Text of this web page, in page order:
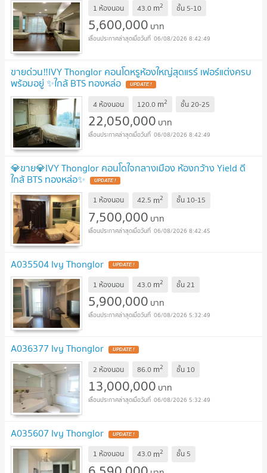
1 ห้องนอน 43.0 m2 ชั้น 5-10
5,600,000 บาท
06/08/2026 8:42:49
ขายด่วน‼️IVY Thonglor คอนโดหรูห้องใหญ่สุดแรร์ เฟอร์แต่งครบ
พร้อมอยู่ ✨ใกล้ BTS ทองหล่อ UPDATE !
4 ห้องนอน 120.0 m2 ชั้น20-25
22,050,000 บาท
06/08/2026 8:42:49
💎ขาย💎IVY Thonglor คอนโดใจกลางเมือง ห้องกว้าง Yield ดี
ใกล้ BTS ทองหล่อ✨ UPDATE !
1 ห้องนอน 42.5 m2 ชั้น 10-15
7,500,000 บาท
06/08/2026 8:42:45
A035504 Ivy Thonglor UPDATE !
1 ห้องนอน 43.0 m2 ชั้น21
5,900,000 บาท
06/08/2026 5:32:49
A036377 Ivy Thonglor UPDATE !
2 ห้องนอน 86.0 m2 ชั้น 10
13,000,000 บาท
06/08/2026 5:32:49
A035607 Ivy Thonglor UPDATE !
1 ห้องนอน 43.0 m2 ชั้น 5